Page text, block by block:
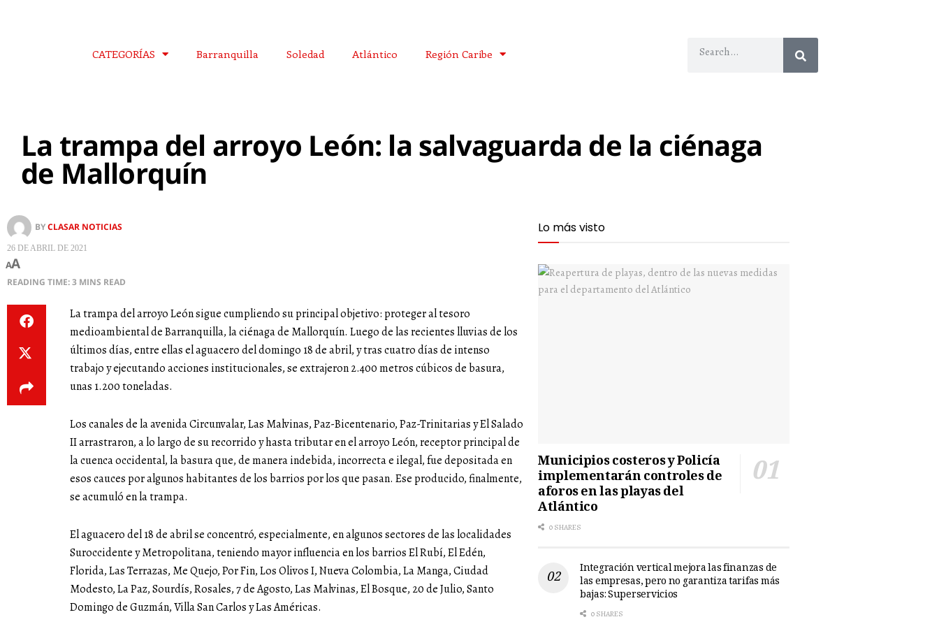
CATEGORÍAS Barranquilla Soledad Atlántico Región Caribe
La trampa del arroyo León: la salvaguarda de la ciénaga
de Mallorquín
BYCLASAR NOTICIAS
26 DE ABRIL DE 2021
AA
READING TIME: 3 MINS READ
La trampa del arroyo León sigue cumpliendo su principal objetivo: proteger al tesoro
medioambiental de Barranquilla, la ciénaga de Mallorquín. Luego de las recientes lluvias de los
últimos días, entre ellas el aguacero del domingo 18 de abril, y tras cuatro días de intenso
trabajo y ejecutando acciones institucionales, se extrajeron 2.400 metros cúbicos de basura,
unas 1.200 toneladas.
Los canales de la avenida Circunvalar, Las Malvinas, Paz-Bicentenario, Paz-Trinitarias y El Salado
II arrastraron, a lo largo de su recorrido y hasta tributar en el arroyo León, receptor principal de
la cuenca occidental, la basura que, de manera indebida, incorrecta e ilegal, fue depositada en
esos cauces por algunos habitantes de los barrios por los que pasan. Ese producido, finalmente,
se acumuló en la trampa.
El aguacero del 18 de abril se concentró, especialmente, en algunos sectores de las localidades
Suroccidente y Metropolitana, teniendo mayor influencia en los barrios El Rubí, El Edén,
Florida, Las Terrazas, Me Quejo, Por Fin, Los Olivos I, Nueva Colombia, La Manga, Ciudad
Modesto, La Paz, Sourdís, Rosales, 7 de Agosto, Las Malvinas, El Bosque, 20 de Julio, Santo
Domingo de Guzmán, Villa San Carlos y Las Américas.
Lo más visto
Municipios costeros y Policía
implementarán controles de
aforos en las playas del
Atlántico
0 SHARES
Integración vertical mejora las finanzas de
las empresas, pero no garantiza tarifas más
bajas: Superservicios
0 SHARES